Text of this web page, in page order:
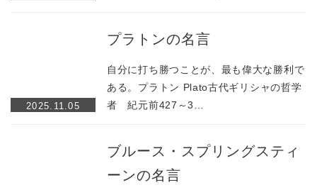
2025.11.05
プラトンの名言
自分に打ち勝つことが、最も偉大な勝利で
ある。プラトン Plato古代ギリシャの哲学
者 紀元前427～3…
ブルース・スプリングスティ
ーンの名言